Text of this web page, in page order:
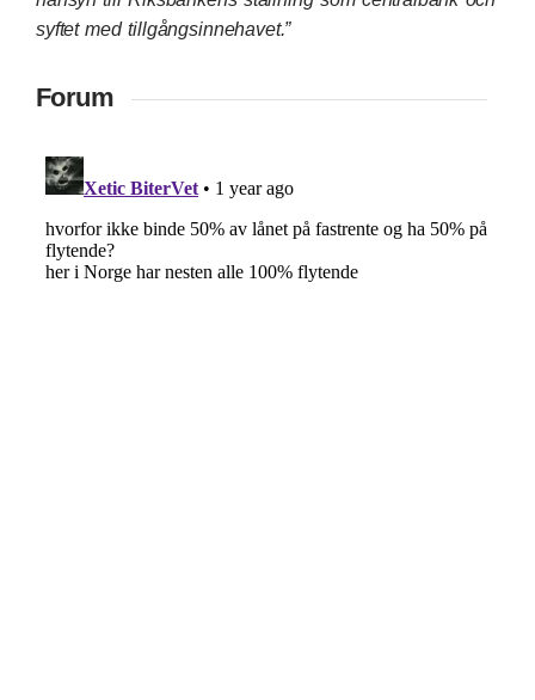
syftet med tillgångsinnehavet.”
Forum